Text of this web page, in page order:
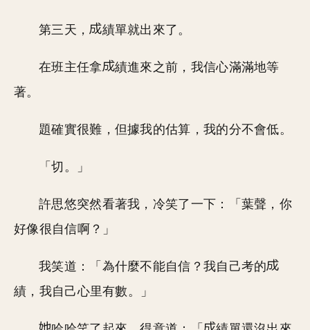
第三天， 績單就出來了。
在班主任拿
績進來之前，我信心滿滿地等
著。
題確實很難，但據我的估算，我的分不會低。
「切。」
許思悠突然看著我，冷笑了一下：「葉聲，你
好像很自信啊？」
我笑道：「為什麼不能自信？我自己考的
績，我自己心里有數。」